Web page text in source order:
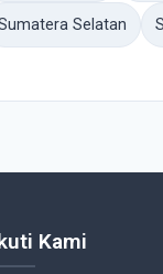
Selatan
Kami